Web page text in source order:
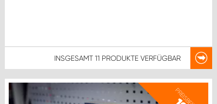
INSGESAMT 11 PRODUKTE VERFÜGBAR